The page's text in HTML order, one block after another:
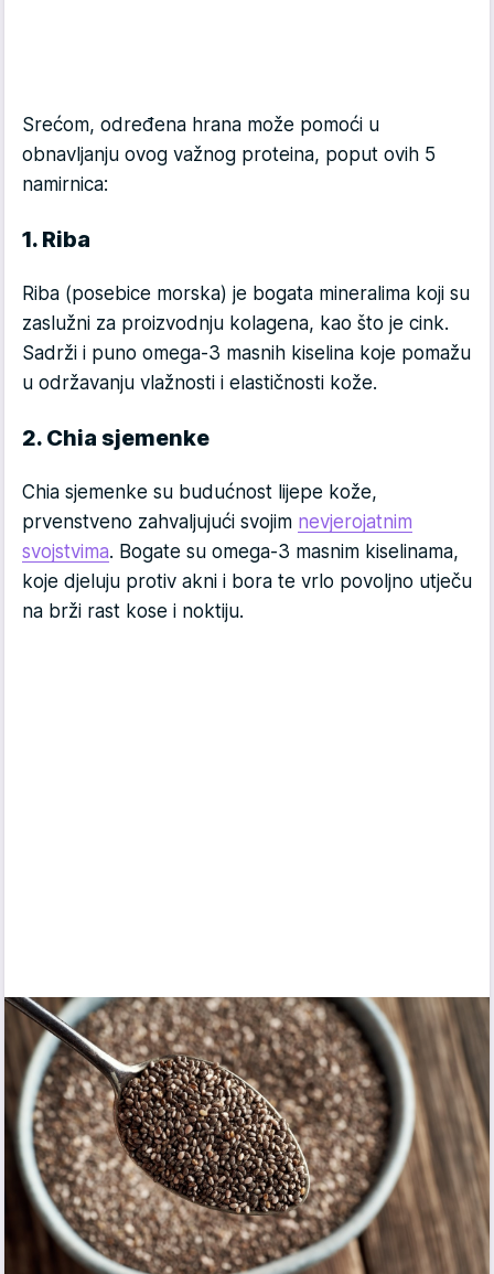
Srećom, određena hrana može pomoći u
obnavljanju ovog važnog proteina, poput ovih 5
namirnica:
1. Riba
Riba (posebice morska) je bogata mineralima koji su
zaslužni za proizvodnju kolagena, kao što je cink.
Sadrži i puno omega-3 masnih kiselina koje pomažu
u održavanju vlažnosti i elastičnosti kože.
2. Chia sjemenke
Chia sjemenke su budućnost lijepe kože,
prvenstveno zahvaljujući svojim nevjerojatnim
svojstvima. Bogate su omega-3 masnim kiselinama,
koje djeluju protiv akni i bora te vrlo povoljno utječu
na brži rast kose i noktiju.